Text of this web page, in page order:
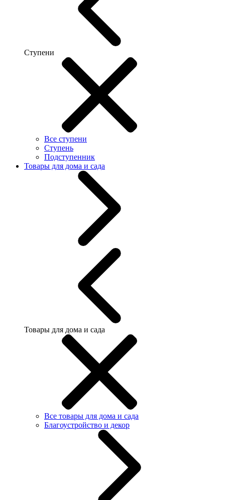
Ступени
Все ступени
Ступень
Подступенник
Товары для дома и сада
Товары для дома и сада
Все товары для дома и сада
Благоустройство и декор